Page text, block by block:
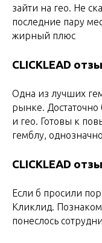
зайти на гео. Не
последние пару
жирный плюс
CLICKLEAD
Одна из лучших
рынке.
и гео. Готовы к
гемблу,
CLICKLEAD
Если б просили
Кликлид.
понеслось